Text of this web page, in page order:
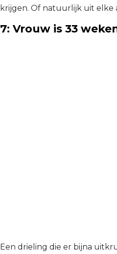
krijgen. Of natuurlijk uit elke
7: Vrouw is 33
Een drieling die er bijna